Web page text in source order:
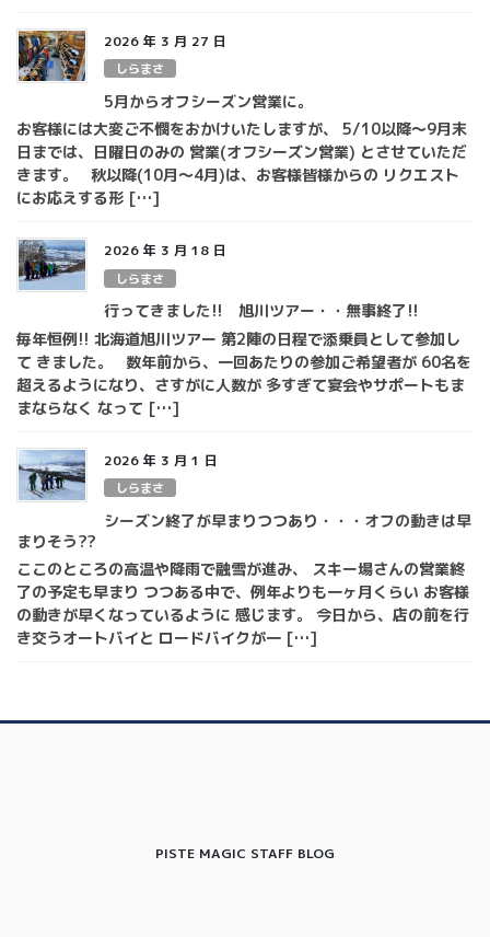
2026 年 3 月 27 日
しらまさ
5月からオフシーズン営業に。
お客様には大変ご不憫をおかけいたしますが、 5/10以降～9月末
日までは、日曜日のみの 営業(オフシーズン営業) とさせていただ
きます。 秋以降(10月～4月)は、お客様皆様からの リクエスト
にお応えする形 […]
2026 年 3 月 18 日
しらまさ
行ってきました!! 旭川ツアー・・無事終了!!
毎年恒例!! 北海道旭川ツアー 第2陣の日程で添乗員として参加し
て きました。 数年前から、一回あたりの参加ご希望者が 60名を
超えるようになり、さすがに人数が 多すぎて宴会やサポートもま
まならなく なって […]
2026 年 3 月 1 日
しらまさ
シーズン終了が早まりつつあり・・・オフの動きは早
まりそう??
ここのところの高温や降雨で融雪が進み、 スキー場さんの営業終
了の予定も早まり つつある中で、例年よりも一ヶ月くらい お客様
の動きが早くなっているように 感じます。 今日から、店の前を行
き交うオートバイと ロードバイクが一 […]
PISTE MAGIC STAFF BLOG